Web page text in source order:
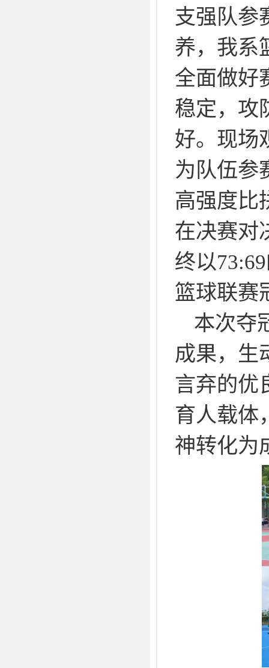
支强队参
养，我系
全面做好
稳定，攻
好。现场
为队伍参
高强度比
在决赛对
终以
篮球联赛
本次夺
成果，生
言弃的优
育人载体
神转化为